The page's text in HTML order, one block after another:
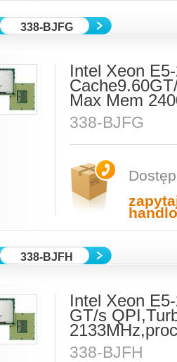
338-BJFG
Intel Xeon
Max Mem
338-BJFG
338-BJFH
Intel Xeon
GT/s
338-BJFH